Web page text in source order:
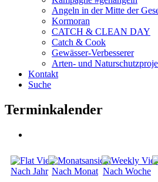
Angeln in der Mitte der
Kormoran
CATCH & CLEAN DAY
Catch & Cook
Gewässer-Verbesserer
Arten- und
Kontakt
Suche
Terminkalender
Nach Jahr Nach Monat Nach Woche